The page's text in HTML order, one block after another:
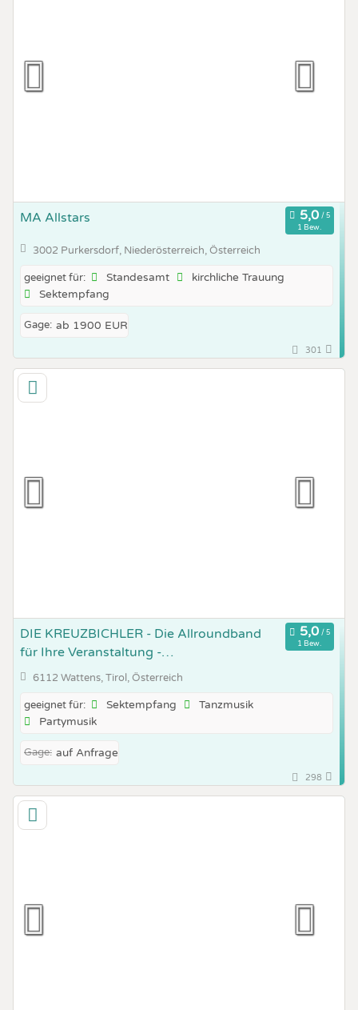
MA Allstars
1 Bew.
3002 Purkersdorf, Niederösterreich, Österreich
geeignet für: Standesamt
kirchliche Trauung
Sektempfang
Gage: ab 1900 EUR
301
DIE KREUZBICHLER - Die Allroundband
für Ihre Veranstaltung -
Stimmungsgarantie
1 Bew.
6112 Wattens, Tirol, Österreich
geeignet für: Sektempfang
Tanzmusik
Partymusik
Gage: auf Anfrage
298